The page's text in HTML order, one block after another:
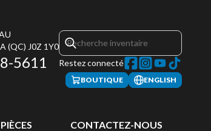
(QC) J0Z 1Y0
5611 Restez connecté
BOUTIQUE ENGLISH
CONTACTEZ-NOUS